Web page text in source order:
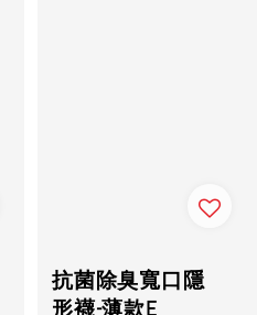
抗菌除臭寬口隱
形襪-薄款E